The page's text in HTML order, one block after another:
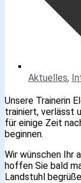
Aktuelles,
Unsere Trainerin
trainiert, verlässt
für einige Zeit
beginnen.
Wir wünschen Ihr
hoffen Sie bald
Landstuhl